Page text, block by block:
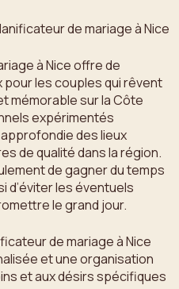
de mariage à Nice
à Nice offre de
les couples qui rêvent
mémorable sur la Côte
expérimentés
des lieux
de qualité dans la région.
de gagner du temps
d’éviter les éventuels
le grand jour.
de mariage à Nice
et une organisation
et aux désirs spécifiques